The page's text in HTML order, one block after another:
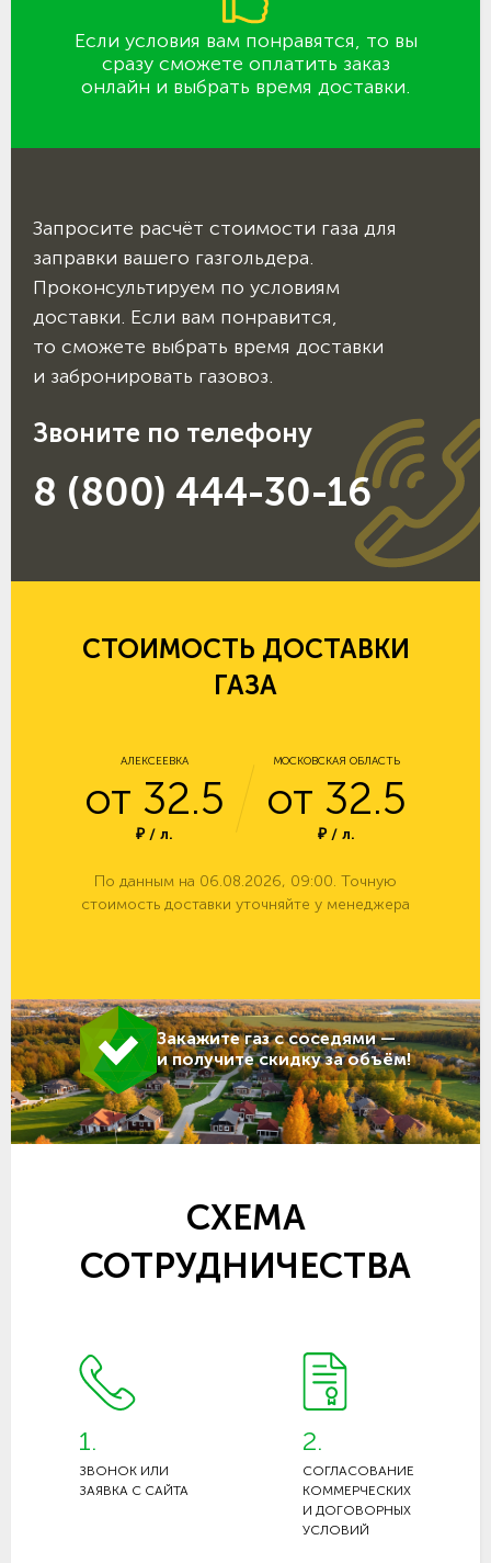
Если условия вам понравятся, то вы
сразу сможете оплатить заказ
онлайн и выбрать время доставки.
Запросите расчёт стоимости газа для
заправки вашего газгольдера.
Проконсультируем по условиям
доставки. Если вам понравится,
то сможете выбрать время доставки
и забронировать газовоз.
Звоните по телефону
8 (800) 444-30-16
СТОИМОСТЬ ДОСТАВКИ
ГАЗА
АЛЕКСЕЕВКА
от 32.5
₽ / л.
МОСКОВСКАЯ ОБЛАСТЬ
от 32.5
₽ / л.
По данным на 06.08.2026, 09:00. Точную
стоимость доставки уточняйте у менеджера
Закажите газ с соседями —
и получите скидку за объём!
СХЕМА
СОТРУДНИЧЕСТВА
1.
ЗВОНОК ИЛИ
ЗАЯВКА С САЙТА
2.
СОГЛАСОВАНИЕ
КОММЕРЧЕСКИХ
И ДОГОВОРНЫХ
УСЛОВИЙ